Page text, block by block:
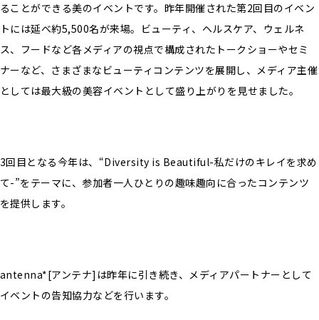
ることができる美のイベントです。昨年開催された第2回目のイベン
トには延べ約5,500名が来場。ビューティ、ヘルスケア、ウェルネ
ス、フードなど各メディアの視点で構成されたトークショーやセミ
ナーなど、さまざまなビューティコンテンツを展開し、メディア主催
としては最大級の美容イベントとして盛り上がりを見せました。
3回目となる今年は、“Diversity is Beautiful-私だけのキレイを求め
て-”をテーマに、参加者一人ひとりの趣味趣向に合ったコンテンツ
を提供します。
antenna*[アンテナ]は昨年に引き続き、メディアパートナーとして
イベントの告知協力などを行います。